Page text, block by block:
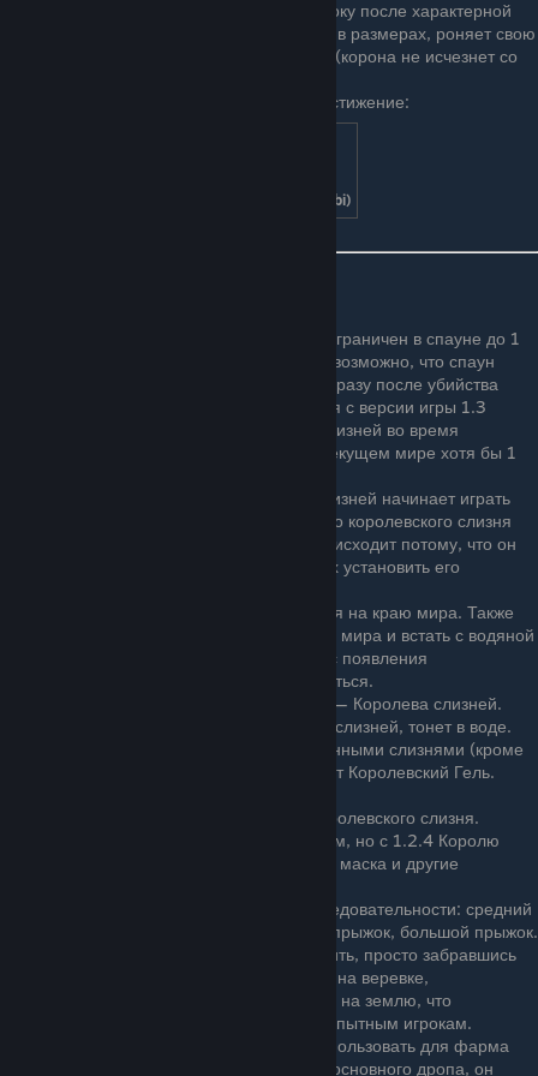
он научился телепортироваться к игроку после характерной
анимации — босс резко уменьшается в размерах, роняет свою
корону и появляется на месте игрока (корона не исчезнет со
При первом убийстве вы получите достижение:
Скользкий шиноби (Slippery Shinobi)
С версии 1.0.5 королевский слизень ограничен в спауне до 1
особи одновременно. В версии 1.2.2 возможно, что спаун
Короля слизней будет в тот же день, сразу после убийства
первого появившегося босса. Начиная с версии игры 1.3
может появиться при убийстве 150 слизней во время
слизнепада (75, если он был убит в текущем мире хотя бы 1
Иногда при использовании короны слизней начинает играть
музыка, как при сражении с боссом, но королевского слизня
поблизости не видно. Обычно это происходит потому, что он
появился под землей. В таких случаях установить его
Может с маленьким шансом появиться на краю мира. Также
можно построить ферму геля на краю мира и встать с водяной
свечой. Слизни будут умирать, а шанс появления
Королевского слизня будет увеличиваться.
Есть хардмодный аналог этого босса — Королева слизней.
Королевский слизень, как и Королева слизней, тонет в воде.
Шипастые слизни являются единственными слизнями (кроме
самого босса), на которых не работает Королевский Гель.
Дриада не придёт после убийства Королевского слизня.
До версии 1.2.4 считался мини-боссом, но с 1.2.4 Королю
слизней были добавлены его трофей, маска и другие
Король слизней прыгает в такой последовательности: средний
прыжок, средний прыжок, маленький прыжок, большой прыжок.
До версии 1.4.0.1 его можно было убить, просто забравшись
на верёвки. После 1.4.0.1, если игрок на веревке,
телепортируется прямо в игрока, а не на землю, что
значительно усложняет бой с ним неопытным игрокам.
С версии 1.4.0.1 его не получится использовать для фарма
эссенций и предметов (кроме своего основного дропа, он